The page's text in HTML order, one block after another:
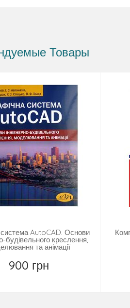
Товары
система AutoCAD. Основи
будівельного креслення,
та анімації
900 грн